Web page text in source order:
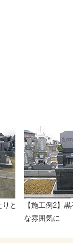
りと
【施工例2】
な雰囲気に